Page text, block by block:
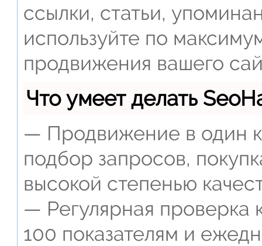
ссылки, статьи,
используйте по
продвижения вашего
Что умеет делать
— Продвижение в один
подбор запросов,
высокой степенью
— Регулярная проверка
100 показателям и